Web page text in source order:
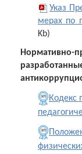
Указ
мерах по
Kb)
Кодекс